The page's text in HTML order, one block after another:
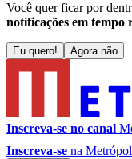
Você quer ficar por
notificações em tempo
Eu quero! Agora não
Inscreva-se no canal
Inscreva-se na